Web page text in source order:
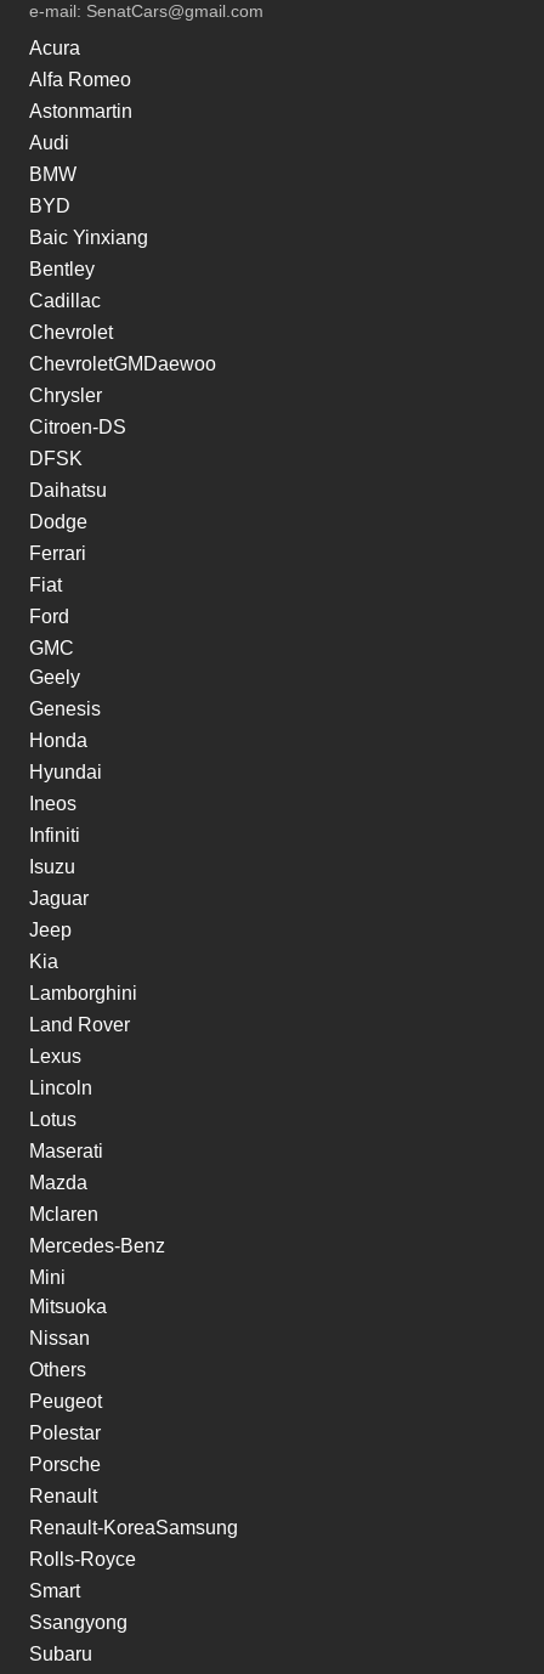
e-mail: SenatCars@gmail.com
Acura
Alfa Romeo
Astonmartin
Audi
BMW
BYD
Baic Yinxiang
Bentley
Cadillac
Chevrolet
ChevroletGMDaewoo
Chrysler
Citroen-DS
DFSK
Daihatsu
Dodge
Ferrari
Fiat
Ford
GMC
Geely
Genesis
Honda
Hyundai
Ineos
Infiniti
Isuzu
Jaguar
Jeep
Kia
Lamborghini
Land Rover
Lexus
Lincoln
Lotus
Maserati
Mazda
Mclaren
Mercedes-Benz
Mini
Mitsuoka
Nissan
Others
Peugeot
Polestar
Porsche
Renault
Renault-KoreaSamsung
Rolls-Royce
Smart
Ssangyong
Subaru